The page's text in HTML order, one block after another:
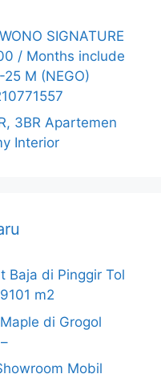
SIGNATURE
/ Months include
M (NEGO)
3BR Apartemen
Interior
Baja di Pinggir Tol
m2
di Grogol
Mobil